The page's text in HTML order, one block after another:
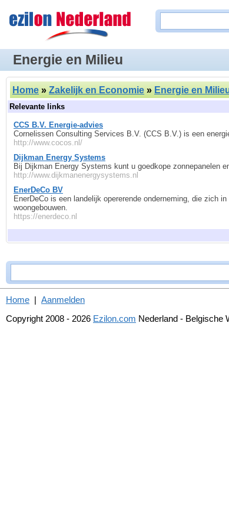
Energie en Milieu
Home » Zakelijk en Economie » Energie en
Relevante links
CCS B.V. Energie-advies
Cornelissen Consulting Services B.V. (CCS B.V.) is een
http://www.cocos.nl/
Dijkman Energy Systems
Bij Dijkman Energy Systems kunt u goedkope zonnepanelen
http://www.dijkmanenergysystems.nl
EnerDeCo BV
EnerDeCo is een landelijk opererende onderneming, die zich
woongebouwen.
https://enerdeco.nl
Home | Aanmelden
Copyright 2008 - 2026 Ezilon.com Nederland - Belgische